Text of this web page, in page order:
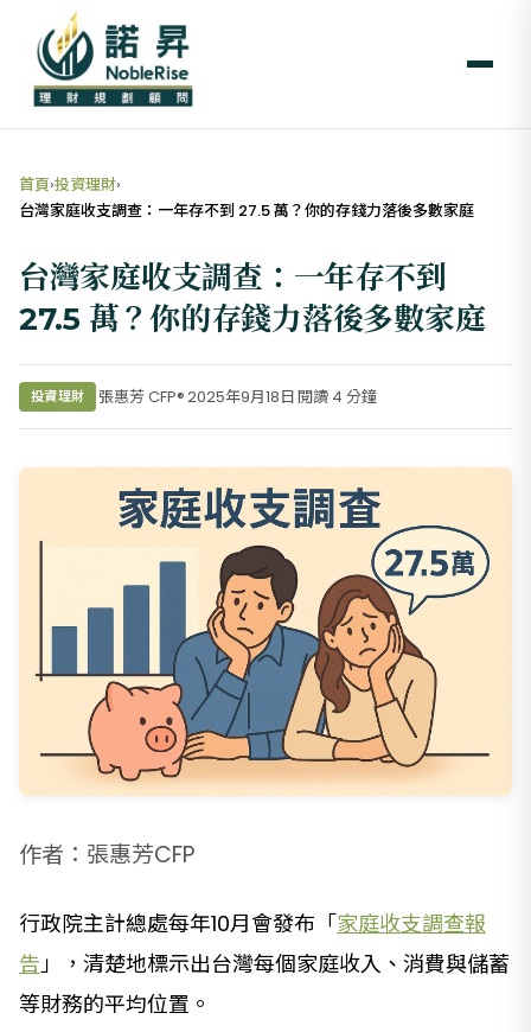
首頁›投資理財›
台灣家庭收支調查：一年存不到 27.5 萬？你的存錢力落後多數家庭
台灣家庭收支調查：一年存不到
27.5 萬？你的存錢力落後多數家庭
投資理財 ·張惠芳 CFP® ·2025年9月18日閱讀 4 分鐘
作者：張惠芳CFP
行政院主計總處每年10月會發布「家庭收支調查報
告」，清楚地標示出台灣每個家庭收入、消費與儲蓄
等財務的平均位置。